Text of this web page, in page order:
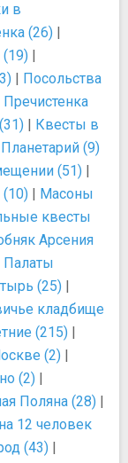
в
(26) |
|
| Посольства
Пречистенка
| Квесты в
Планетарий (9)
(51) |
| Масоны
квесты
Арсения
Палаты
(25) |
кладбище
(215) |
(2) |
(2) |
Поляна (28) |
12 человек
(43) |